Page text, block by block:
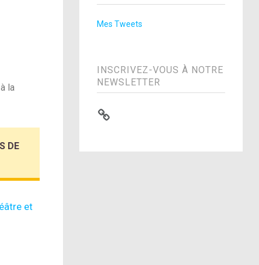
la
DE
et
Mes Tweets
INSCRIVEZ-VOUS À NOTRE
NEWSLETTER